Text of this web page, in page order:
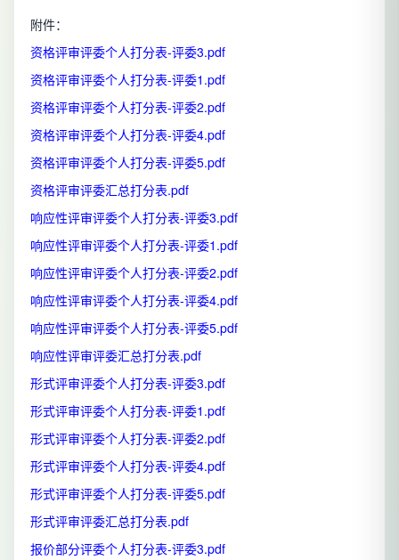
附件：
资格评审评委个人打分表-评委3.pdf
资格评审评委个人打分表-评委1.pdf
资格评审评委个人打分表-评委2.pdf
资格评审评委个人打分表-评委4.pdf
资格评审评委个人打分表-评委5.pdf
资格评审评委汇总打分表.pdf
响应性评审评委个人打分表-评委3.pdf
响应性评审评委个人打分表-评委1.pdf
响应性评审评委个人打分表-评委2.pdf
响应性评审评委个人打分表-评委4.pdf
响应性评审评委个人打分表-评委5.pdf
响应性评审评委汇总打分表.pdf
形式评审评委个人打分表-评委3.pdf
形式评审评委个人打分表-评委1.pdf
形式评审评委个人打分表-评委2.pdf
形式评审评委个人打分表-评委4.pdf
形式评审评委个人打分表-评委5.pdf
形式评审评委汇总打分表.pdf
报价部分评委个人打分表-评委3.pdf